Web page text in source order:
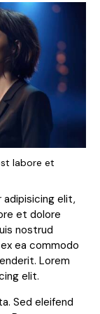
labore et
elit,
et dolore
nostrud
ea commodo
Lorem
elit.
Sed eleifend